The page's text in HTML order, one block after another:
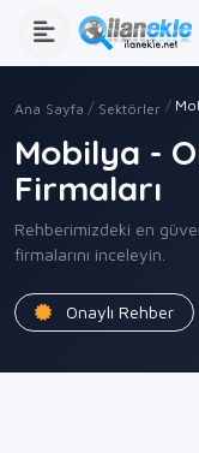
Ana Sayfa Sektörler
Mobilya -
Firmaları
Rehberimizdeki en
firmalarını inceleyin.
Onaylı Rehber